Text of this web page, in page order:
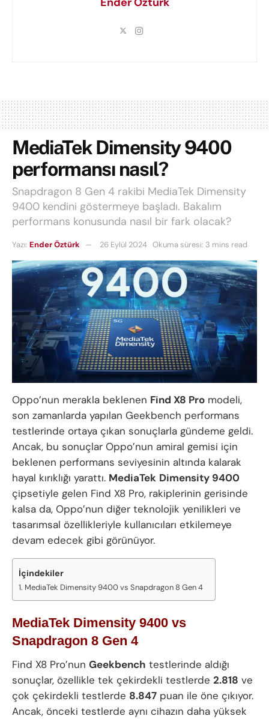
MediaTek Dimensity 9400
performansı nasıl?
Snapdragon 8 Gen 4 rakibi MediaTek Dimensity
9400 kendini göstermeye başladı. Bakalım
performans konusunda nasıl bir fark olacak?
Yazı: Ender Öztürk 26 Eylül 2024 Okuma süresi: 3 mins read
Oppo’nun merakla beklenen Find X8 Pro modeli,
son zamanlarda yapılan Geekbench performans
testlerinde ortaya çıkan sonuçlarla gündeme geldi.
Ancak, bu sonuçlar Oppo’nun amiral gemisi için
beklenen performans seviyesinin altında kalarak
hayal kırıklığı yarattı. MediaTek Dimensity 9400
çipsetiyle gelen Find X8 Pro, rakiplerinin gerisinde
kalsa da, Oppo’nun diğer teknolojik yenilikleri ve
tasarımsal özellikleriyle kullanıcıları etkilemeye
devam edecek gibi görünüyor.
İçindekiler
MediaTek Dimensity 9400 vs Snapdragon 8 Gen 4
MediaTek Dimensity 9400 vs
Snapdragon 8 Gen 4
Find X8 Pro’nun Geekbench testlerinde aldığı
sonuçlar, özellikle tek çekirdekli testlerde 2.818 ve
çok çekirdekli testlerde 8.847 puan ile öne çıkıyor.
Ancak, önceki testlerde aynı cihazın daha yüksek